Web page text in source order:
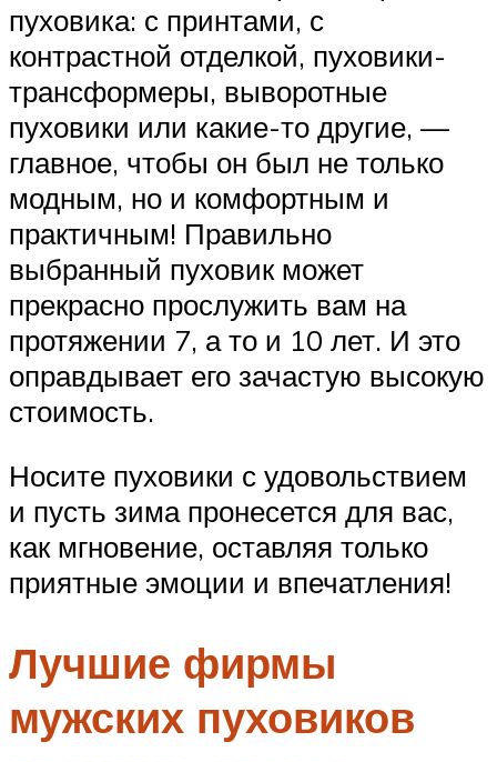
пуховика: с принтами, с
контрастной отделкой, пуховики-
трансформеры, выворотные
пуховики или какие-то другие, —
главное, чтобы он был не только
модным, но и комфортным и
практичным! Правильно
выбранный пуховик может
прекрасно прослужить вам на
протяжении 7, а то и 10 лет. И это
оправдывает его зачастую высокую
стоимость.
Носите пуховики с удовольствием
и пусть зима пронесется для вас,
как мгновение, оставляя только
приятные эмоции и впечатления!
Лучшие фирмы
мужских пуховиков